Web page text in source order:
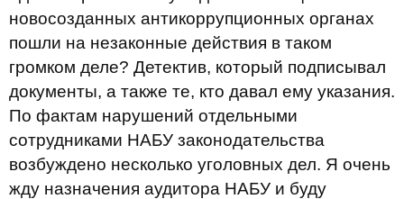
новосозданных антикоррупционных органах
пошли на незаконные действия в таком
громком деле? Детектив, который подписывал
документы, а также те, кто давал ему указания.
По фактам нарушений отдельными
сотрудниками НАБУ законодательства
возбуждено несколько уголовных дел. Я очень
жду назначения аудитора НАБУ и буду